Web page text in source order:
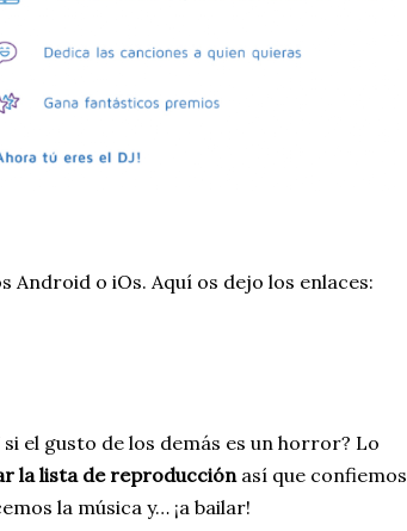
Android o iOs. Aquí os dejo los enlaces:
el gusto de los demás es un horror? Lo
la lista de reproducciónasí que confiemos
la música y… ¡a bailar!